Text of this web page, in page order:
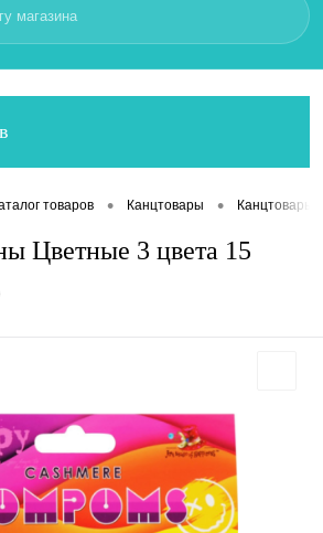
товаров • Канцтовары • Канцтовары
Цветные 3 цвета 15